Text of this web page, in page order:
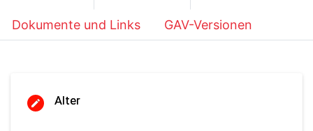
Dokumente und Links GAV-Versionen
Alter